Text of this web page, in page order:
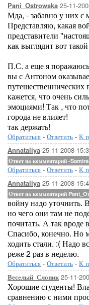
Pani_Ostrowska 25-11-
Мда, - забавно у них с
Представляю, какая
представители
как выглядит вот
П.С. а еще я
вы с Антоном
путешественнических
кажется, что очень
эмоциями! Так , что
города не влияет!
так держать!
Обратиться - Ответить - К
Annataliya 25-11-2008-
Ответ на комментарий -
Обратиться - Ответить - К
Annataliya 25-11-2008-
Ответ на комментарий
войну надо уточнить.
но чего они там не
почитать. А так вроде
Спасибо, конечно. Но
ходить стали. :( Надо
реже 2 раз в неделю.
Обратиться - Ответить - К
Веселый_Слоник25-11-
Хорошие студенты!
сравнению с ними